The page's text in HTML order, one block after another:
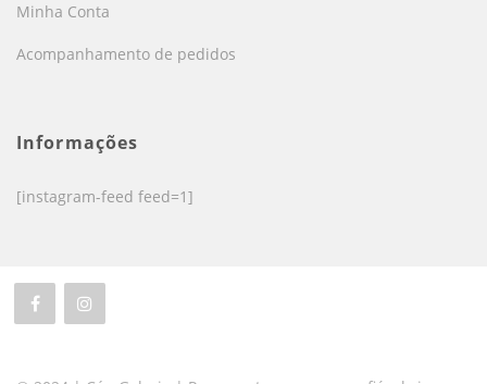
Minha Conta
Acompanhamento de pedidos
Informações
[instagram-feed feed=1]